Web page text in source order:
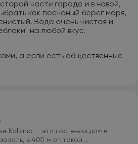
части города и в новой,
как песчаный берег моря,
Вода очень чистая и
на любой вкус.
а если есть общественные -
Kaliana — это гостевой дом в
в 400 м от такой ...